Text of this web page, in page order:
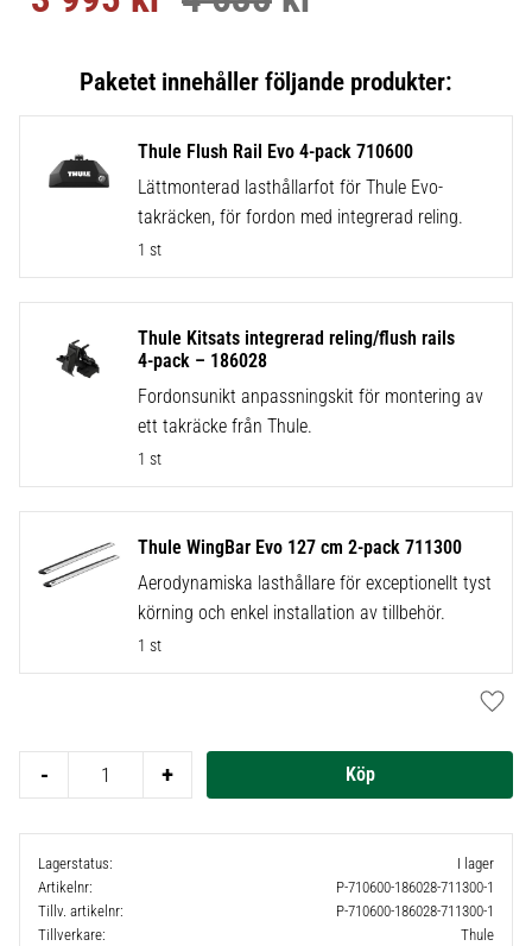
Thule Flush Rail Evo 4-pack 710600
Lättmonterad lasthållarfot för Thule Evo-
takräcken, för fordon med integrerad reling.
1 st
Thule Kitsats integrerad reling/flush rails
4-pack – 186028
Fordonsunikt anpassningskit för montering av
ett takräcke från Thule.
1 st
Thule WingBar Evo 127 cm 2-pack 711300
Aerodynamiska lasthållare för exceptionellt tyst
körning och enkel installation av tillbehör.
1 st
+
-
Lagerstatus
I lager
Artikelnr
P-710600-186028-711300-1
Tillv. artikelnr
P-710600-186028-711300-1
Tillverkare
Thule